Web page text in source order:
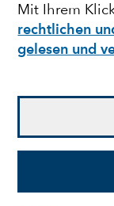
Mit Ihrem
rechtlichen
gelesen und
USA